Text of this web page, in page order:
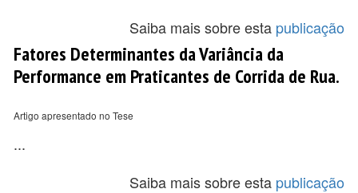
Saiba mais sobre esta publicação
Fatores Determinantes da Variância da
Performance em Praticantes de Corrida de Rua.
Artigo apresentado no Tese
...
Saiba mais sobre esta publicação